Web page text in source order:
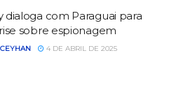
dialoga com Paraguai para
sobre espionagem
4 DE ABRIL DE 2025